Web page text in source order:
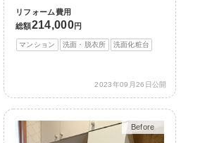
リフォーム費用
総額214,000円
マンション 洗面・脱衣所 洗面化粧台
2023年09月26日公開
Before
After